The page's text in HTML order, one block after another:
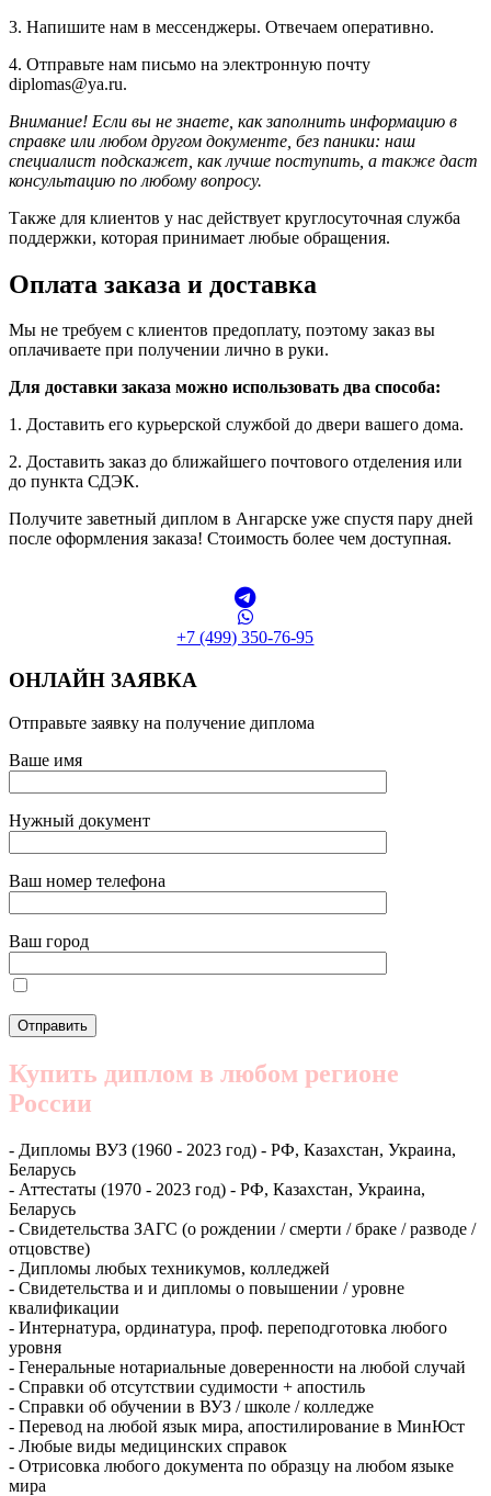
3. Напишите нам в мессенджеры. Отвечаем оперативно.
4. Отправьте нам письмо на электронную почту
diplomas@ya.ru.
Внимание! Если вы не знаете, как заполнить информацию в
справке или любом другом документе, без паники: наш
специалист подскажет, как лучше поступить, а также даст
консультацию по любому вопросу.
Также для клиентов у нас действует круглосуточная служба
поддержки, которая принимает любые обращения.
Оплата заказа и доставка
Мы не требуем с клиентов предоплату, поэтому заказ вы
оплачиваете при получении лично в руки.
Для доставки заказа можно использовать два способа:
1. Доставить его курьерской службой до двери вашего дома.
2. Доставить заказ до ближайшего почтового отделения или
до пункта СДЭК.
Получите заветный диплом в Ангарске уже спустя пару дней
после оформления заказа! Стоимость более чем доступная.
+7 (499) 350-76-95
ОНЛАЙН ЗАЯВКА
Отправьте заявку на получение диплома
Ваше имя
Нужный документ
Ваш номер телефона
Ваш город
Купить диплом в любом регионе
России
- Дипломы ВУЗ (1960 - 2023 год) - РФ, Казахстан, Украина,
Беларусь
- Аттестаты (1970 - 2023 год) - РФ, Казахстан, Украина,
Беларусь
- Свидетельства ЗАГС (о рождении / смерти / браке / разводе /
отцовстве)
- Дипломы любых техникумов, колледжей
- Свидетельства и и дипломы о повышении / уровне
квалификации
- Интернатура, ординатура, проф. переподготовка любого
уровня
- Генеральные нотариальные доверенности на любой случай
- Справки об отсутствии судимости + апостиль
- Справки об обучении в ВУЗ / школе / колледже
- Перевод на любой язык мира, апостилирование в МинЮст
- Любые виды медицинских справок
- Отрисовка любого документа по образцу на любом языке
мира